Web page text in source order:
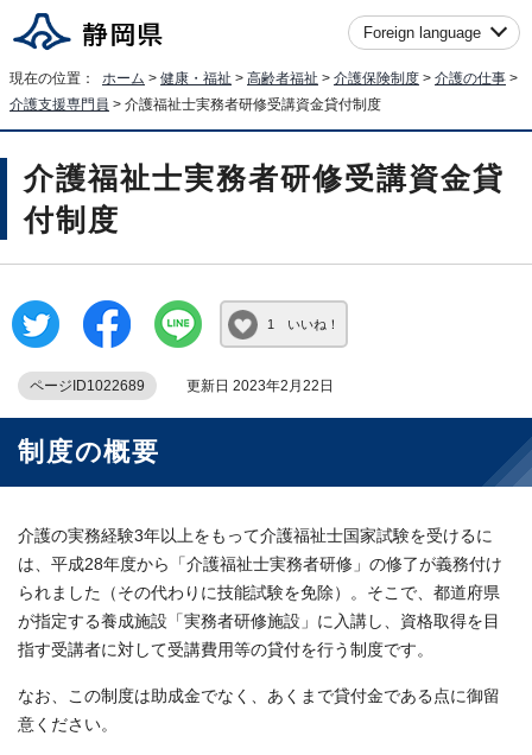
Foreign language
現在の位置： ホーム > 健康・福祉 > 高齢者福祉 > 介護保険制度 > 介護の仕事 >
介護支援専門員 > 介護福祉士実務者研修受講資金貸付制度
介護福祉士実務者研修受講資金貸
付制度
1 いいね！
ページID1022689 更新日 2023年2月22日
制度の概要
介護の実務経験3年以上をもって介護福祉士国家試験を受けるに
は、平成28年度から「介護福祉士実務者研修」の修了が義務付け
られました（その代わりに技能試験を免除）。そこで、都道府県
が指定する養成施設「実務者研修施設」に入講し、資格取得を目
指す受講者に対して受講費用等の貸付を行う制度です。
なお、この制度は助成金でなく、あくまで貸付金である点に御留
意ください。